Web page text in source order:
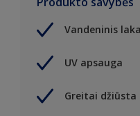
Vandeninis
UV apsauga
Greitai džiūsta